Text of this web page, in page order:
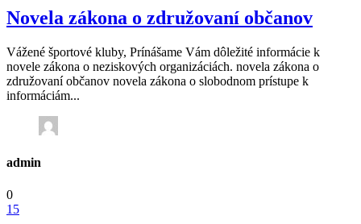
Novela zákona o združovaní občanov
Vážené športové kluby, Prínášame Vám dôležité informácie k
novele zákona o neziskových organizáciách. novela zákona o
združovaní občanov novela zákona o slobodnom prístupe k
informáciám...
admin
0
15